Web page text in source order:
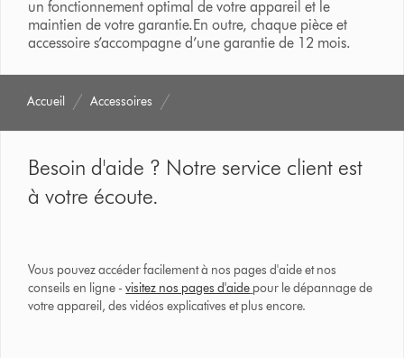
un fonctionnement optimal de votre appareil et le
maintien de votre garantie.En outre, chaque pièce et
accessoire s’accompagne d’une garantie de 12 mois.
Accueil Accessoires
Besoin d'aide ? Notre service client est
à votre écoute.
Vous pouvez accéder facilement à nos pages d'aide et nos
conseils en ligne -visitez nos pages d'aide pour le dépannage de
votre appareil, des vidéos explicatives et plus encore.